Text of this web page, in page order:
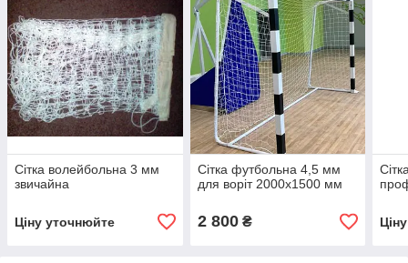
Сітка волейбольна 3 мм
звичайна
Ціну уточнюйте
Сітка футбольна 4,5 мм
для воріт 2000х1500 мм
2 800₴